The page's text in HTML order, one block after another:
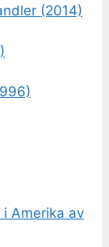
(2014)
Amerika av